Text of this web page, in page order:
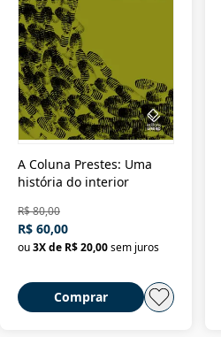
A Coluna Prestes: Uma
história do interior
R$ 80,00
R$ 60,00
ou3X de R$ 20,00sem juros
Comprar